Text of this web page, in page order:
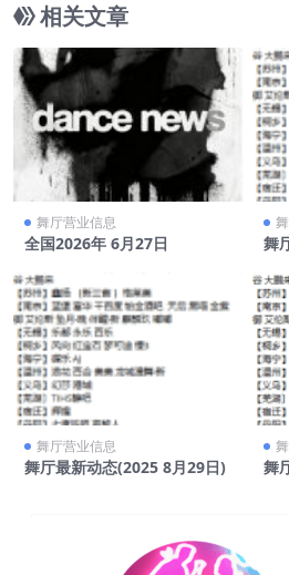
相关文章
舞厅营业信息
全国2026年 6月27日 舞
舞厅营业信息
舞厅最新动态(2025 8月29日)
舞